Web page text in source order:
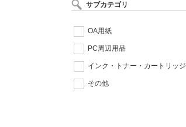
サブカテゴリ
OA用紙
PC周辺用品
インク・トナー・カートリッジ
その他